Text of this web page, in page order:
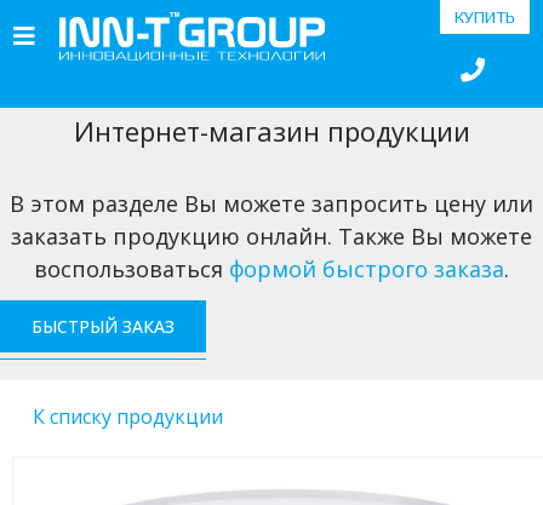
КУПИТЬ
Интернет-магазин продукции
В этом разделе Вы можете запросить цену или
заказать продукцию онлайн. Также Вы можете
воспользоваться формой быстрого заказа.
БЫСТРЫЙ ЗАКАЗ
К списку продукции